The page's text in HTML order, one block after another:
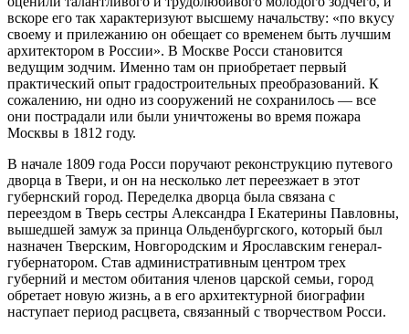
вскоре его так характеризуют высшему начальству: «по вкусу
своему и прилежанию он обещает со временем быть лучшим
архитектором в России». В Москве Росси становится
ведущим зодчим. Именно там он приобретает первый
практический опыт градостроительных преобразований. К
сожалению, ни одно из сооружений не сохранилось — все
они пострадали или были уничтожены во время пожара
Москвы в 1812 году.
В начале 1809 года Росси поручают реконструкцию путевого
дворца в Твери, и он на несколько лет переезжает в этот
губернский город. Переделка дворца была связана с
переездом в Тверь сестры Александра I Екатерины Павловны,
вышедшей замуж за принца Ольденбургского, который был
назначен Тверским, Новгородским и Ярославским генерал-
губернатором. Став административным центром трех
губерний и местом обитания членов царской семьи, город
обретает новую жизнь, а в его архитектурной биографии
наступает период расцвета, связанный с творчеством Росси.